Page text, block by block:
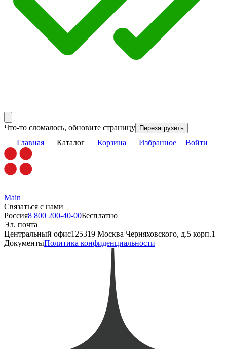
Что-то сломалось, обновите страницу Перезагрузить
Главная Каталог Корзина Избранное Войти
Main
Связаться с нами
Россия8 800 200-40-00Бесплатно
Эл. почта
Центральный офис125319 Москва Черняховского, д.5 корп.1
ДокументыПолитика конфиденциальности